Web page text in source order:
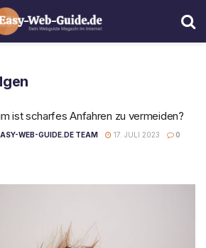
ist scharfes Anfahren zu vermeiden?
WEB-GUIDE.DE TEAM 17. JULI 2023 0